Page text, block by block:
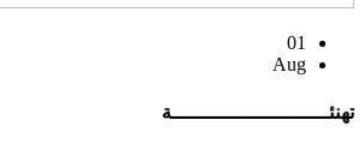
01
Aug
تهنئــــــــــــــــــــــــــة